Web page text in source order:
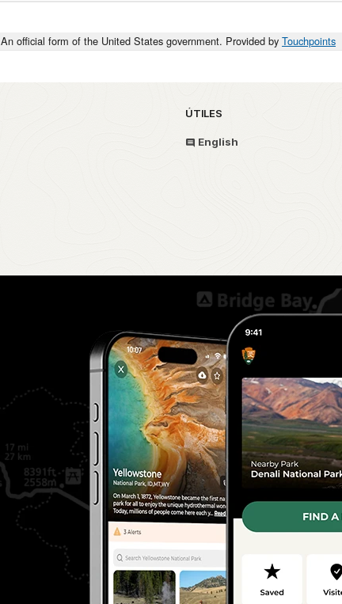
An official form of the United States government. Provided by Touchpoints
ÚTILES
English